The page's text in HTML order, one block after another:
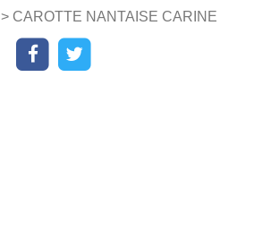
> CAROTTE NANTAISE CARINE